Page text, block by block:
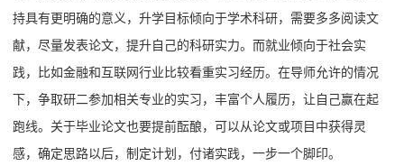
持具有更明确的意义，升学目标倾向于学术科研，需要多多阅读文
献，尽量发表论文，提升自己的科研实力。而就业倾向于社会实
践，比如金融和互联网行业比较看重实习经历。在导师允许的情况
下，争取研二参加相关专业的实习，丰富个人履历，让自己赢在起
跑线。关于毕业论文也要提前酝酿，可以从论文或项目中获得灵
感，确定思路以后，制定计划，付诸实践，一步一个脚印。